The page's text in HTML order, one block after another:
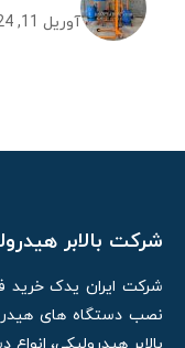
آوریل 11, 2024
شرکت بالابر
شرکت ایران یدک خرید
نصب دستگاه های
بالابر هیدرولیکی،